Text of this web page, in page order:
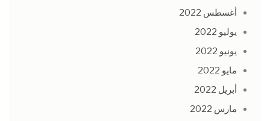
أغسطس 2022
يوليو 2022
يونيو 2022
مايو 2022
أبريل 2022
مارس 2022